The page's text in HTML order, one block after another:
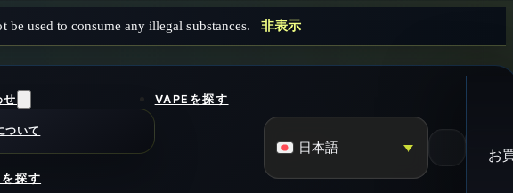
be used to consume any illegal substances. 非表示
せ
ついて
VAPEを探す
探す
日本語 お